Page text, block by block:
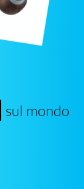
sul mondo